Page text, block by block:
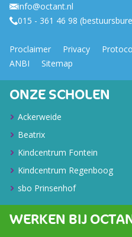
info@octant.nl
015 - 361 46 98
Proclaimer Privacy
ANBI
Sitemap
ONZE SCHOLEN
Ackerweide
Beatrix
Kindcentrum Fontein
Kindcentrum Regenboog
sbo Prinsenhof
WERKEN BIJ